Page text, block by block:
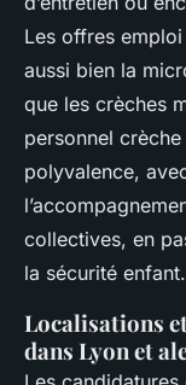
Les offres
aussi bien la
que les crèches
personnel
polyvalence,
collectives, en
la sécurité enfant.
Localisations
dans Lyon et